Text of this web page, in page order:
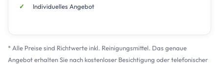
Individuelles Angebot
* Alle Preise sind Richtwerte inkl. Reinigungsmittel. Das genaue
Angebot erhalten Sie nach kostenloser Besichtigung oder telefonischer